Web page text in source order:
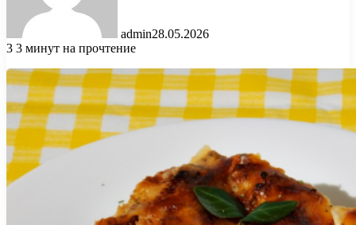
admin28.05.2026
3 3 минут на прочтение